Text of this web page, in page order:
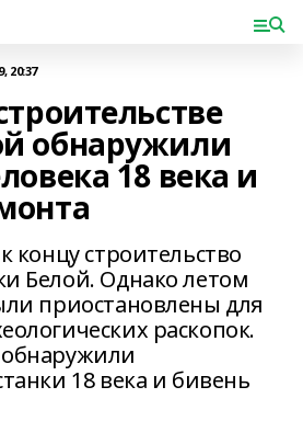
20:37
обнаружили
18 века и
концу строительство
Белой. Однако летом
приостановлены для
раскопок.
18 века и бивень